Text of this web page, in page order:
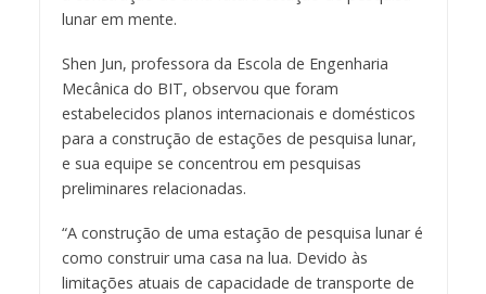
lunar em mente.
Shen Jun, professora da Escola de Engenharia
Mecânica do BIT, observou que foram
estabelecidos planos internacionais e domésticos
para a construção de estações de pesquisa lunar,
e sua equipe se concentrou em pesquisas
preliminares relacionadas.
“A construção de uma estação de pesquisa lunar é
como construir uma casa na lua. Devido às
limitações atuais de capacidade de transporte de